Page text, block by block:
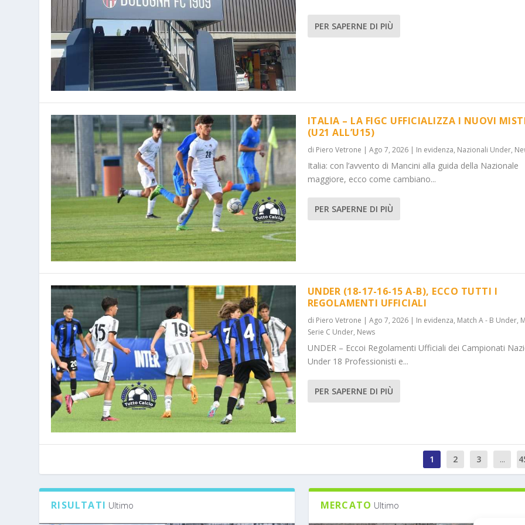
PER SAPERNE DI PIÙ
ITALIA – LA FIGC UFFICIALIZZA I NUOVI
(U21 ALL’U15)
di Piero Vetrone | Ago 7, 2026| In evidenza, Nazionali Under,
Italia: con l’avvento di Mancini alla guida della Nazionale
maggiore, ecco come cambiano...
PER SAPERNE DI PIÙ
UNDER (18-17-16-15 A-B), ECCO TUTTI I
REGOLAMENTI UFFICIALI
di Piero Vetrone | Ago 7, 2026| In evidenza, Match A - B Under,
Serie C Under, News
UNDER – Eccoi Regolamenti Ufficiali dei Campionati
Under 18 Professionisti e...
PER SAPERNE DI PIÙ
1 2 3 ...
RISULTATI Ultimo MERCATO Ultimo